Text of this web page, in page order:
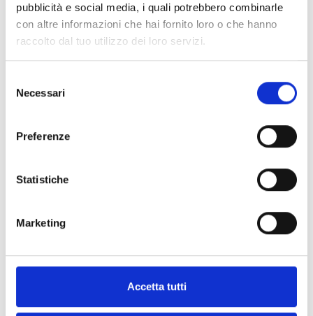
pubblicità e social media, i quali potrebbero combinarle
con altre informazioni che hai fornito loro o che hanno
raccolto dal tuo utilizzo dei loro servizi.
delNecessari
Preferenze
Statistiche
Marketing
Accetta tutti
Radicchio e salsiccia Ricotta e speck
Aggiungi al carrello